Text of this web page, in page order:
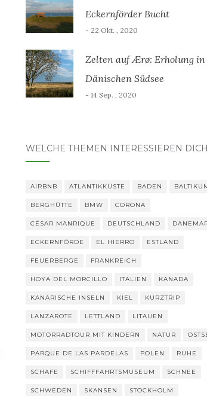
Eckernförder Bucht
- 22 Okt. , 2020
Zelten auf Ærø: Erholung in
Dänischen Südsee
- 14 Sep. , 2020
WELCHE THEMEN INTERESSIEREN
AIRBNB ATLANTIKKÜSTE BADEN
BERGHÜTTE BMW CORONA
CÉSAR MANRIQUE DEUTSCHLAND
ECKERNFÖRDE EL HIERRO ESTLAND
FEUERBERGE FRANKREICH
HOYA DEL MORCILLO ITALIEN KANADA
KANARISCHE INSELN KIEL KURZTRIP
LANZAROTE LETTLAND LITAUEN
MOTORRADTOUR MIT KINDERN NATUR
PARQUE DE LAS PARDELAS POLEN RUHE
SCHAFE SCHIFFFAHRTSMUSEUM SCHNEE
SCHWEDEN SKANSEN STOCKHOLM